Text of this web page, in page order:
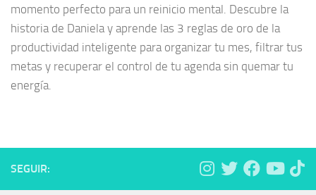
momento perfecto para un reinicio mental. Descubre la
historia de Daniela y aprende las 3 reglas de oro de la
productividad inteligente para organizar tu mes, filtrar tus
metas y recuperar el control de tu agenda sin quemar tu
energía.
SEGUIR: